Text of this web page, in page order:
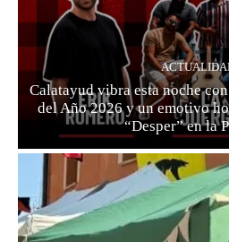
Calatayud vibra esta noche
del Año 2026 y un emotivo
“Desper” en la